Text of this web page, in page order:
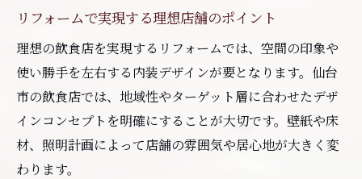
信頼できるリフォーム業者の見極め方とは
業者選定で後悔しないための確認ポイント
リフォーム業者の比較で重視すべき要素
施工事例から学ぶリフォーム業者選びのコ
ツ
費用を抑えつつ魅力的な店舗を作るコツ
リフォームで実現する理想店舗のポイント
理想の飲食店を実現するリフォームでは、空間の印象や
使い勝手を左右する内装デザインが要となります。仙台
市の飲食店では、地域性やターゲット層に合わせたデザ
インコンセプトを明確にすることが大切です。壁紙や床
材、照明計画によって店舗の雰囲気や居心地が大きく変
わります。